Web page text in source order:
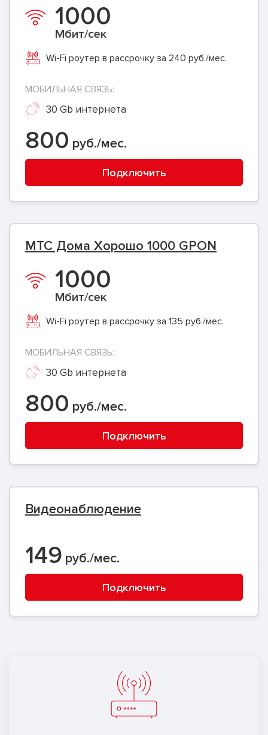
1000
Мбит/сек
Wi-Fi роутер в рассрочку за 240 руб./мес.
МОБИЛЬНАЯ СВЯЗЬ:
30 Gb интернета
800 руб./мес.
Подключить
МТС Дома Хорошо 1000 GPON
1000
Мбит/сек
Wi-Fi роутер в рассрочку за 135 руб./мес.
МОБИЛЬНАЯ СВЯЗЬ:
30 Gb интернета
800 руб./мес.
Подключить
Видеонаблюдение
149 руб./мес.
Подключить